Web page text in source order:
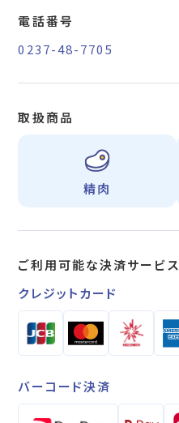
電話番号
0237-48-7705
取扱商品
精肉
ご利用可能な決済サービス
クレジットカード
バーコード決済